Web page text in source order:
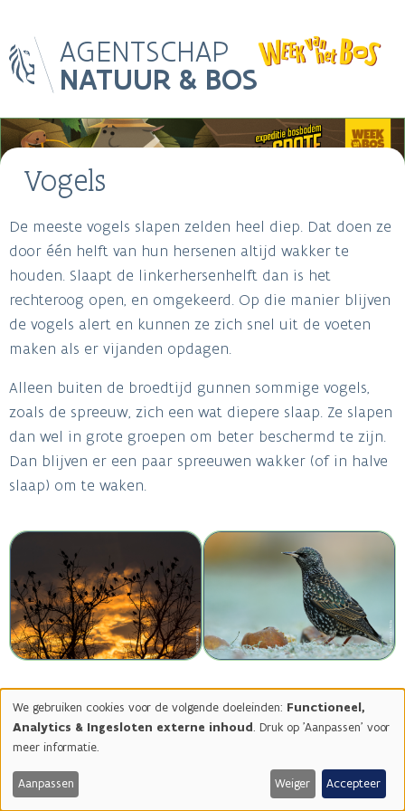
to
main
content
AGENTSCHAP
NATUUR & BOS
Main
navigation
Image
Vogels
Breadcrumb
De meeste vogels slapen zelden heel diep. Dat doen ze
door één helft van hun hersenen altijd wakker te
houden. Slaapt de linkerhersenhelft dan is het
rechteroog open, en omgekeerd. Op die manier blijven
de vogels alert en kunnen ze zich snel uit de voeten
maken als er vijanden opdagen.
Alleen buiten de broedtijd gunnen sommige vogels,
zoals de spreeuw, zich een wat diepere slaap. Ze slapen
dan wel in grote groepen om beter beschermd te zijn.
Dan blijven er een paar spreeuwen wakker (of in halve
slaap) om te waken.
Image Image
Gebruik
van
persoonsgegevens
en
cookies
We gebruiken cookies voor de volgende doeleinden: Functioneel,
Analytics & Ingesloten externe inhoud. Druk op 'Aanpassen' voor
meer informatie.
Aanpassen Weiger Accepteer